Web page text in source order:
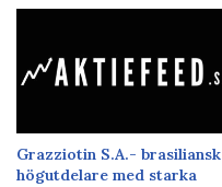
Grazziotin S.A.- brasiliansk
högutdelare med starka